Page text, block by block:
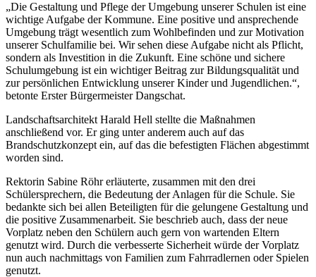
„Die Gestaltung und Pflege der Umgebung unserer Schulen ist eine
wichtige Aufgabe der Kommune. Eine positive und ansprechende
Umgebung trägt wesentlich zum Wohlbefinden und zur Motivation
unserer Schulfamilie bei. Wir sehen diese Aufgabe nicht als Pflicht,
sondern als Investition in die Zukunft. Eine schöne und sichere
Schulumgebung ist ein wichtiger Beitrag zur Bildungsqualität und
zur persönlichen Entwicklung unserer Kinder und Jugendlichen.“,
betonte Erster Bürgermeister Dangschat.
Landschaftsarchitekt Harald Hell stellte die Maßnahmen
anschließend vor. Er ging unter anderem auch auf das
Brandschutzkonzept ein, auf das die befestigten Flächen abgestimmt
worden sind.
Rektorin Sabine Röhr erläuterte, zusammen mit den drei
Schülersprechern, die Bedeutung der Anlagen für die Schule. Sie
bedankte sich bei allen Beteiligten für die gelungene Gestaltung und
die positive Zusammenarbeit. Sie beschrieb auch, dass der neue
Vorplatz neben den Schülern auch gern von wartenden Eltern
genutzt wird. Durch die verbesserte Sicherheit würde der Vorplatz
nun auch nachmittags von Familien zum Fahrradlernen oder Spielen
genutzt.